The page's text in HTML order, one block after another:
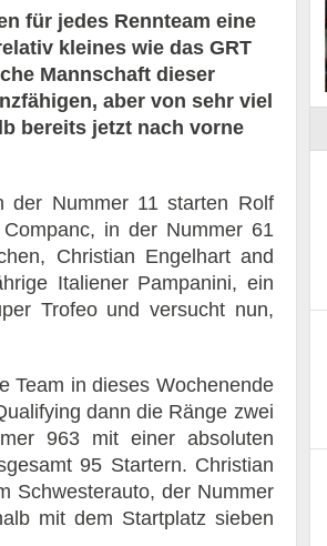
für jedes Rennteam eine
kleines wie das GRT
Mannschaft dieser
aber von sehr viel
bereits jetzt nach vorne
der Nummer 11 starten Rolf
in der Nummer 61
Christian Engelhart and
Italiener Pampanini, ein
Trofeo und versucht nun,
Team in dieses Wochenende
dann die Ränge zwei
963 mit einer absoluten
95 Startern. Christian
Schwesterauto, der Nummer
mit dem Startplatz sieben